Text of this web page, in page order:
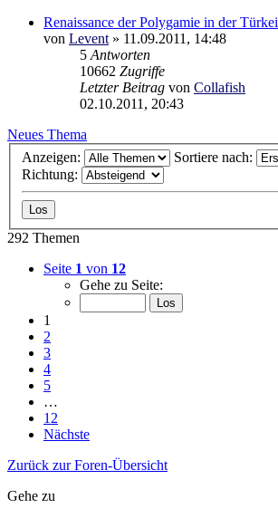
Renaissance der Polygamie in der Türkei
von Levent » 11.09.2011, 14:48
5 Antworten
10662 Zugriffe
Letzter Beitrag von Collafish
02.10.2011, 20:43
Neues Thema
Anzeigen:
Sortiere nach:
Richtung:
292 Themen
Seite 1 von 12
Gehe zu Seite:
1
2
3
4
5
…
12
Nächste
Zurück zur Foren-Übersicht
Gehe zu